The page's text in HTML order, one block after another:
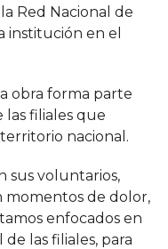
Red Nacional de
institución en el
obra forma parte
filiales que
nacional.
sus voluntarios,
momentos de dolor,
enfocados en
las filiales, para